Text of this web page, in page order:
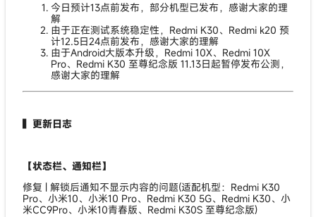
今日预计13点前发布，部分机型已发布，感谢大家的理
解
由于正在测试系统稳定性，Redmi K30、Redmi k20 预
计12.5日24点前发布，感谢大家的理解
由于Android大版本升级，Redmi 10X、Redmi 10X
Pro、Redmi K30 至尊纪念版 11.13日起暂停发布公测，
感谢大家的理解
▍更新日志
【状态栏、通知栏】
修复 | 解锁后通知不显示内容的问题(适配机型：Redmi K30
Pro、小米10、小米10 Pro、Redmi K30 5G、Redmi K30、小
米CC9Pro、小米10青春版、Redmi K30S 至尊纪念版)